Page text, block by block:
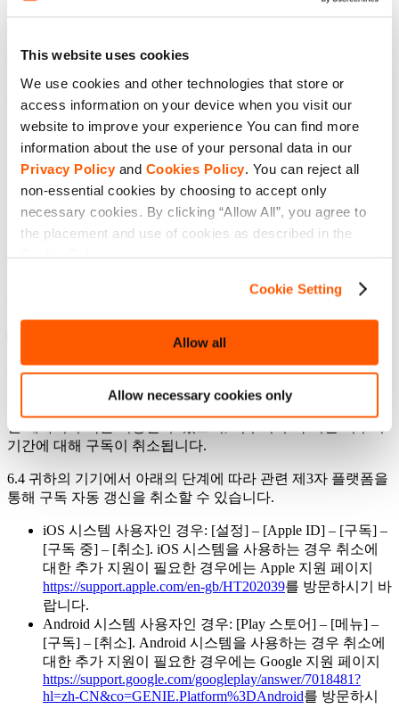
This website uses cookies
We use cookies and other technologies that store or
access information on your device when you visit our
website to improve your experience You can find more
information about the use of your personal data in our
Privacy Policyand Cookies Policy. You can reject all
non-essential cookies by choosing to accept only
necessary cookies. By clicking “Allow All”, you agree to
the placement and use of cookies as described in the
Cookie Setting
Allow all
Allow necessary cookies only
또는 Google이 귀하의 결제 수단을 통해 귀하에게 청구하는 통
6. 취소
6.1 구독의 자동 갱신을 원하지 않거나 구독을 종료하려면 귀
하의 계정에 로그인하여 지침에 따라 구독을 관리/취소하거나,
아래 6.4의 단계에 따라 관련 제3자 플랫폼을 통해 구독을 관
리/취소해야 합니다(단순히 계정을 삭제하는 것으로는 구독이
취소되지 않습니다). 구독을 취소하는 경우, 해당 시점의 구독
기간이 끝날 때까지 취소된 구독을 계속 이용할 수 있습니다.
그런 다음 해당 시점의 구독 기간이 만료되는 때에 구독이 갱
신되지 않습니다.
신을 취소하는 경우, 현재 구독 기간이 만료된 다음의 기간에
대한 구독이 취소되며 현재 구독 기간 이후의 기간에 대해 요
금이 청구되지 않습니다. 귀하는 현재의 구독 기간이 만료될
때까지 구독을 이용할 수 있습니다.
6.3 현재의 구독 기간이 만료되기 전 24시간 이내에 구독 자동
갱신을 취소하는 경우, 현재 구독 기간의 바로 다음 구독 기간
될 때까지 구독을 이용할 수 있으며, 직후의 구독 기간 이후의
기간에 대해 구독이 취소됩니다.
6.4 귀하의 기기에서 아래의 단계에 따라 관련 제3자 플랫폼을
통해 구독 자동 갱신을 취소할 수 있습니다.
iOS 시스템 사용자인 경우: [설정] – [Apple ID] – [구독] –
[구독 중] – [취소]. iOS 시스템을 사용하는 경우 취소에
대한 추가 지원이 필요한 경우에는 Apple 지원 페이지
https://support.apple.com/en-gb/HT202039를 방문하시기 바
랍니다.
Android 시스템 사용자인 경우: [Play 스토어] – [메뉴] –
[구독] – [취소]. Android 시스템을 사용하는 경우 취소에
대한 추가 지원이 필요한 경우에는 Google 지원 페이지
https://support.google.com/googleplay/answer/7018481?
hl=zh-CN&co=GENIE.Platform%3DAndroid를 방문하시